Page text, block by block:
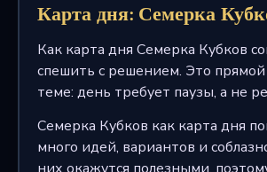
Карта дня: Семерка
Как карта дня Семерка Кубков
спешить с решением. Это прямой
теме: день требует паузы, а не
Семерка Кубков как карта дня
много идей, вариантов и
них окажутся полезными,